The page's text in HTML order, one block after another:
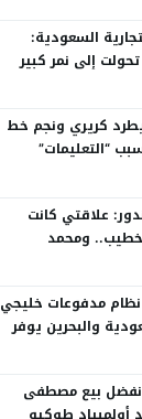
السعودية:
إلى نمر كبير
كريري ونجم خط
“التعليمات”
علاقتي كانت
ومحمد
نظام مدفوعات خليجي
والبحرين يوفر
نفضل بيع مصطفى